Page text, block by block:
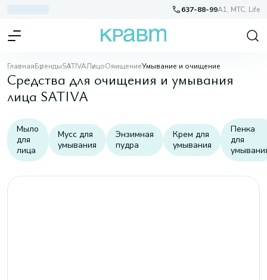
637-88-99A1, МТС, Life
ГлавнаяБрендыSATIVAЛицоОчищениеУмывание и очищение
Средства для очищения и умывания
лица SATIVA
Мыло
для
лица
Мусс для
умывания
Энзимная
пудра
Крем для
умывания
Пенка
для